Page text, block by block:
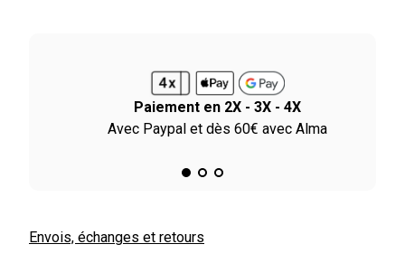
Paiement en 2X - 3X - 4X
Avec Paypal et dès 60€ avec Alma
Envois, échanges et retours